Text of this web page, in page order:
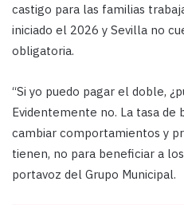
castigo para las familias
iniciado el 2026 y Sevilla no
obligatoria.
“Si yo puedo pagar el doble,
Evidentemente no. La tasa de
cambiar comportamientos y
tienen, no para beneficiar a
portavoz del Grupo Municipal.